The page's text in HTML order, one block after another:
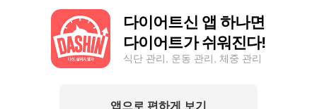
다이어트신 앱 하나면
다이어트가 쉬워진다!
식단 관리, 운동 관리, 체중 관리
앱으로 편하게 보기